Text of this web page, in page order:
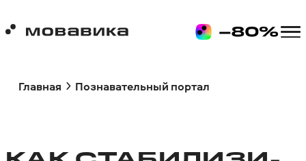
Главная Познавательный портал